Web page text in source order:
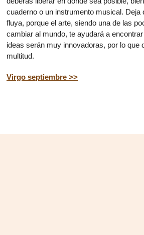
cuaderno o un instrumento musical. Deja
fluya, porque el arte, siendo una de las
cambiar al mundo, te ayudará a
ideas serán muy innovadoras, por lo que
multitud.
Virgo septiembre >>